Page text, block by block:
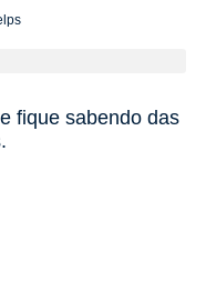
fique sabendo das